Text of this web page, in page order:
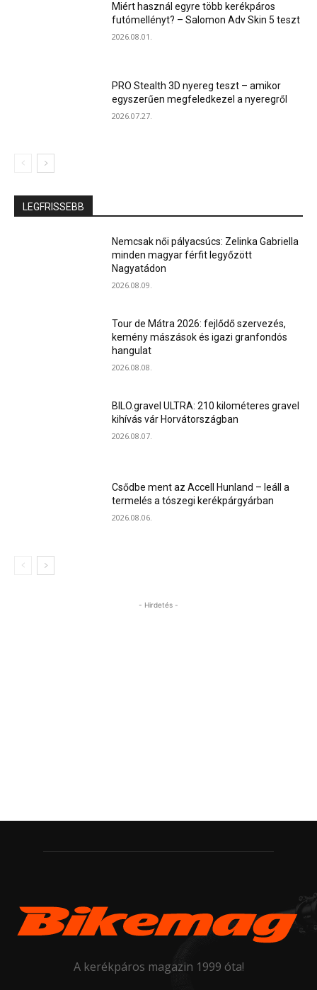
Miért használ egyre több kerékpáros
futómellényt? – Salomon Adv Skin 5 teszt
2026.08.01.
PRO Stealth 3D nyereg teszt – amikor
egyszerűen megfeledkezel a nyeregről
2026.07.27.
LEGFRISSEBB
Nemcsak női pályacsúcs: Zelinka Gabriella
minden magyar férfit legyőzött
Nagyatádon
2026.08.09.
Tour de Mátra 2026: fejlődő szervezés,
kemény mászások és igazi granfondós
hangulat
2026.08.08.
BILO.gravel ULTRA: 210 kilométeres gravel
kihívás vár Horvátországban
2026.08.07.
Csődbe ment az Accell Hunland – leáll a
termelés a tószegi kerékpárgyárban
2026.08.06.
- Hirdetés -
A kerékpáros magazin 1999 óta!